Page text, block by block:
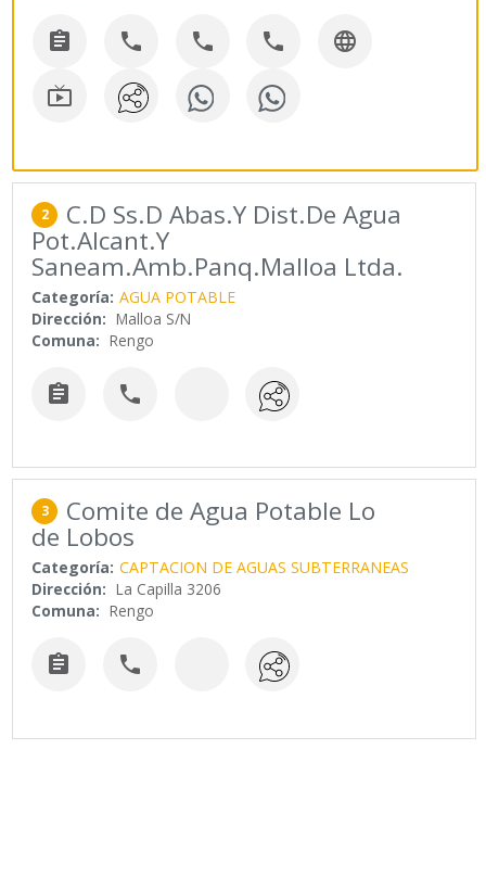
    

2 C.D Ss.D Abas.Y Dist.De Agua
Pot.Alcant.Y
Saneam.Amb.Panq.Malloa Ltda.
Categoría: AGUA POTABLE
Dirección: Malloa S/N
Comuna: Rengo
 
3 Comite de Agua Potable Lo
de Lobos
Categoría: CAPTACION DE AGUAS SUBTERRANEAS
Dirección: La Capilla 3206
Comuna: Rengo
 